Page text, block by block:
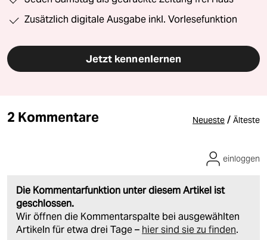
Zusätzlich digitale Ausgabe inkl. Vorlesefunktion
Jetzt kennenlernen
2 Kommentare Neueste / Älteste
Die Kommentarfunktion unter diesem Artikel ist
geschlossen.
Wir öffnen die Kommentarspalte bei ausgewählten
Artikeln für etwa drei Tage – hier sind sie zu finden.
einloggen